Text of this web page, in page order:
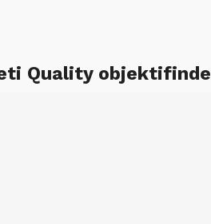
Quality objektifinde